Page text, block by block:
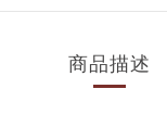
商品描述